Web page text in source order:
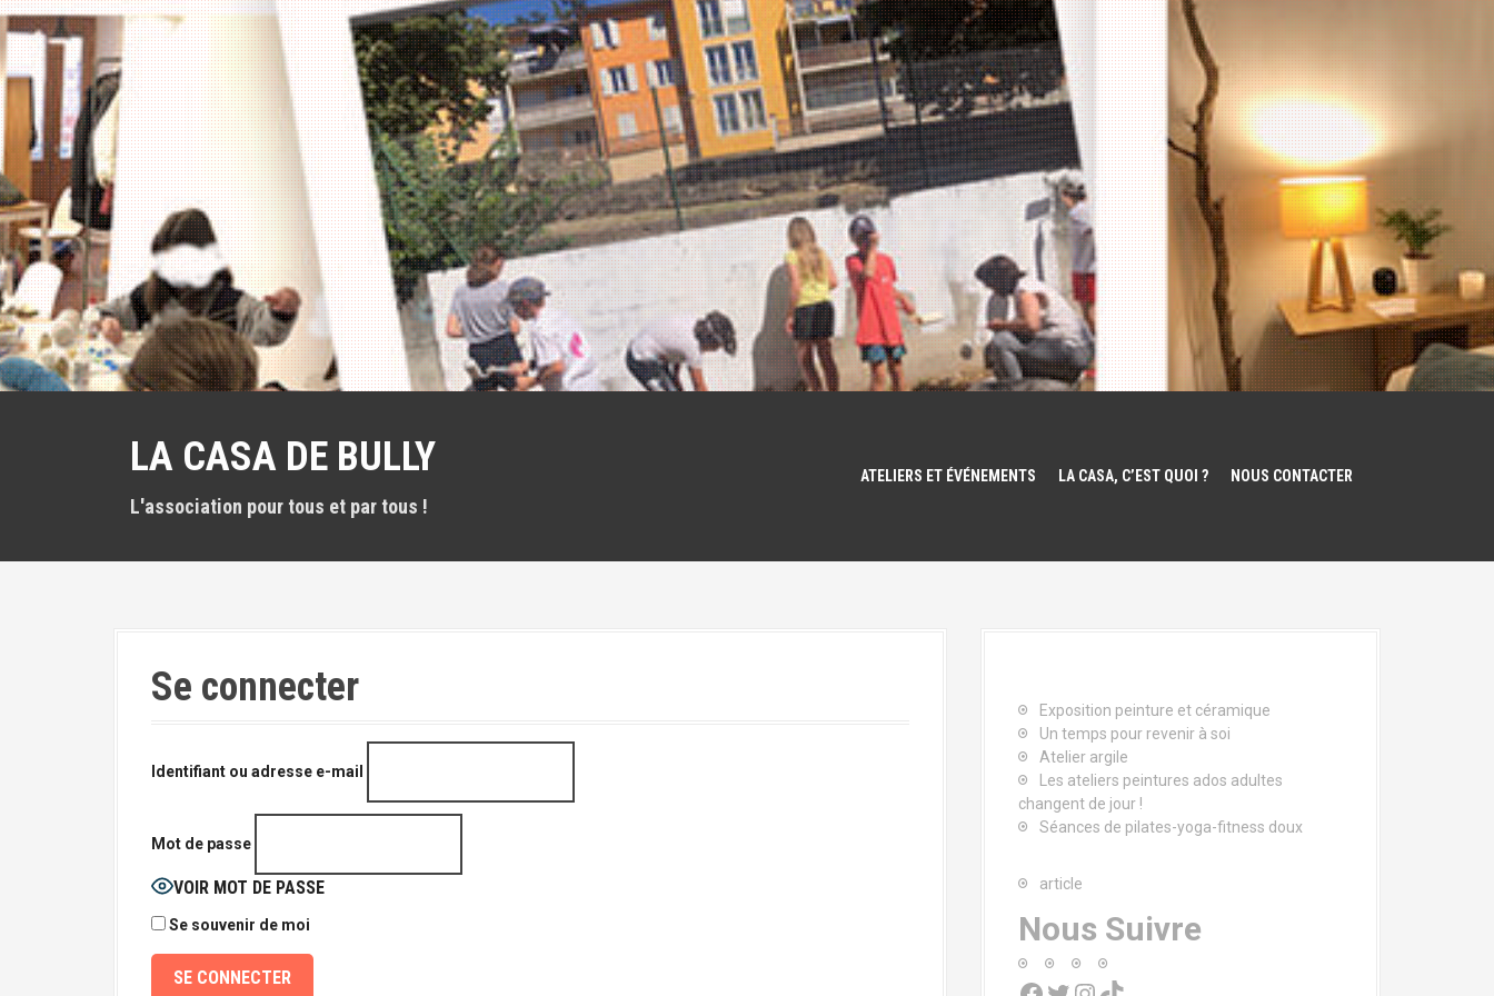
LA CASA DE BULLY
L'association pour tous et par tous !
ATELIERS ET ÉVÉNEMENTS LA CASA, C’EST QUOI ? NOUS CONTACTER
Se connecter
Identifiant ou adresse e-mail
Mot de passe
VOIR MOT DE PASSE
Se souvenir de moi
Exposition peinture et céramique
Un temps pour revenir à soi
Atelier argile
Les ateliers peintures ados adultes
changent de jour !
Séances de pilates-yoga-fitness doux
article
Nous Suivre